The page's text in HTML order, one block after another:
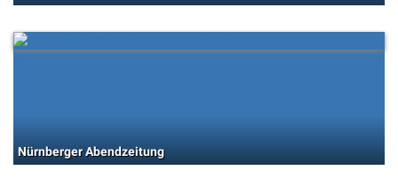
Nürnberger Abendzeitung